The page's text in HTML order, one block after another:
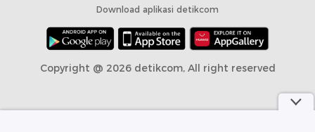
Download aplikasi detikcom
Copyright @ 2026 detikcom, All right reserved